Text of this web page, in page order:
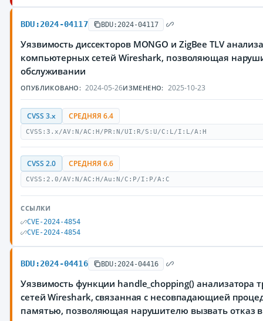
BDU:2024-04117 BDU:2024-04117
Уязвимость диссекторов MONGO и ZigBee TLV
компьютерных сетей Wireshark, позволяющая
обслуживании
ОПУБЛИКОВАНО: 2024-05-26ИЗМЕНЕНО: 2025-10-23
CVSS 3.x СРЕДНЯЯ 6.4
CVSS:3.x/AV:N/AC:H/PR:N/UI:R/S:U/C:L/I:L/A:H
CVSS 2.0 СРЕДНЯЯ 6.6
CVSS:2.0/AV:N/AC:H/Au:N/C:P/I:P/A:C
ССЫЛКИ
CVE-2024-4854
CVE-2024-4854
BDU:2024-04416 BDU:2024-04416
Уязвимость функции handle_chopping() анализатора
сетей Wireshark, связанная с несовпадающией
памятью, позволяющая нарушителю вызвать отказ